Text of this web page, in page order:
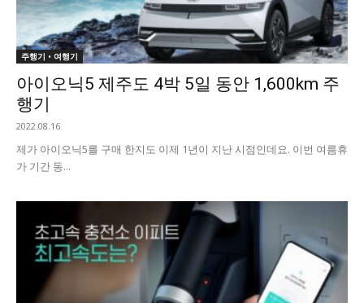
주행기 • 여행기
아이오닉5 제주도 4박 5일 동안 1,600km 주
행기
2022.08.16
제가 아이오닉5를 구매 한지도 이제 1년이 지난 시점인데요. 이번 여름휴
가 기간 동...